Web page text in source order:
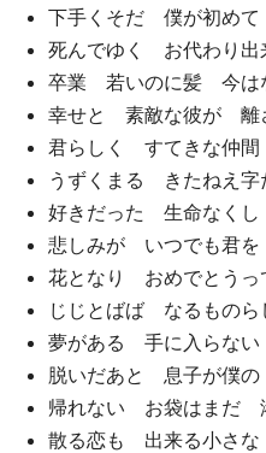
下手くそだ 僕が初め
死んでゆく お代わり
卒業 若いのに髪 今は
幸せと 素敵な彼が 離
君らしく すてきな仲
うずくまる きたねえ
好きだった 生命なく
悲しみが いつでも君
花となり おめでとう
じじとばば なるもの
夢がある 手に入らな
脱いだあと 息子が僕
帰れない お袋はまだ
散る恋も 出来る小さ